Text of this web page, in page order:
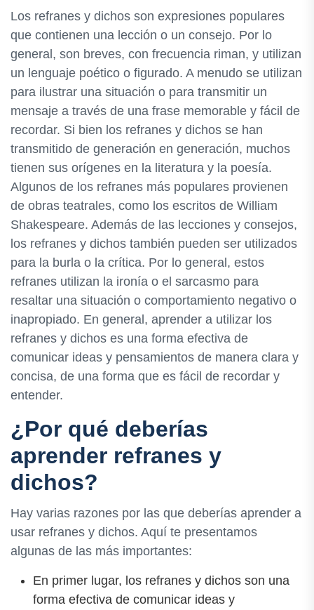
Los refranes y dichos son expresiones populares
que contienen una lección o un consejo. Por lo
general, son breves, con frecuencia riman, y utilizan
un lenguaje poético o figurado. A menudo se utilizan
para ilustrar una situación o para transmitir un
mensaje a través de una frase memorable y fácil de
recordar. Si bien los refranes y dichos se han
transmitido de generación en generación, muchos
tienen sus orígenes en la literatura y la poesía.
Algunos de los refranes más populares provienen
de obras teatrales, como los escritos de William
Shakespeare. Además de las lecciones y consejos,
los refranes y dichos también pueden ser utilizados
para la burla o la crítica. Por lo general, estos
refranes utilizan la ironía o el sarcasmo para
resaltar una situación o comportamiento negativo o
inapropiado. En general, aprender a utilizar los
refranes y dichos es una forma efectiva de
comunicar ideas y pensamientos de manera clara y
concisa, de una forma que es fácil de recordar y
entender.
¿Por qué deberías
aprender refranes y
dichos?
Hay varias razones por las que deberías aprender a
usar refranes y dichos. Aquí te presentamos
algunas de las más importantes:
En primer lugar, los refranes y dichos son una
forma efectiva de comunicar ideas y